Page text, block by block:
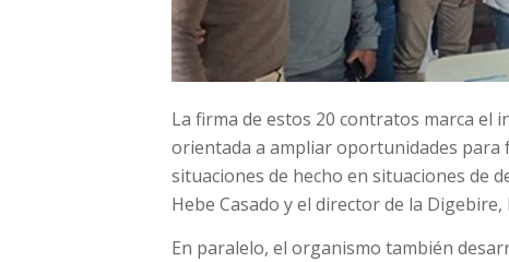
La firma de estos 20 contratos marca el
orientada a ampliar oportunidades
situaciones de hecho en situaciones de
Hebe Casado y el director de la Digebire,
En paralelo, el organismo también